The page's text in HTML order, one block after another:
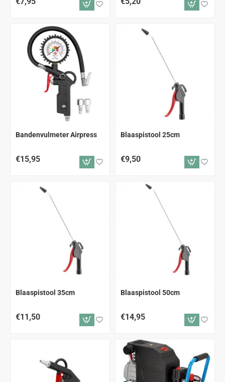
Bandenvulmeter Airpress
€15,95
Blaaspistool 25cm
€9,50
Blaaspistool 35cm
€11,50
Blaaspistool 50cm
€14,95